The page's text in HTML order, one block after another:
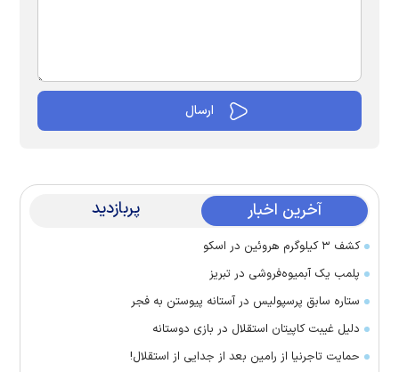
آخرین اخبار پربازدید
کشف ۳ کیلوگرم هروئین در اسکو
پلمب یک آبمیوه‌فروشی در تبریز
ستاره سابق پرسپولیس در آستانه پیوستن به فجر
دلیل غیبت کاپیتان استقلال در بازی دوستانه
حمایت تاجرنیا از رامین بعد از جدایی از استقلال!